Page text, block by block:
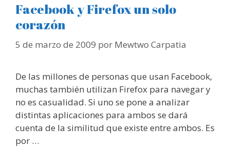
Facebook y Firefox un solo
corazón
5 de marzo de 2009 por Mewtwo Carpatia
De las millones de personas que usan Facebook,
muchas también utilizan Firefox para navegar y
no es casualidad. Si uno se pone a analizar
distintas aplicaciones para ambos se dará
cuenta de la similitud que existe entre ambos. Es
por …